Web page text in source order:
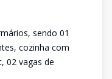
sendo 01
cozinha com
02 vagas de